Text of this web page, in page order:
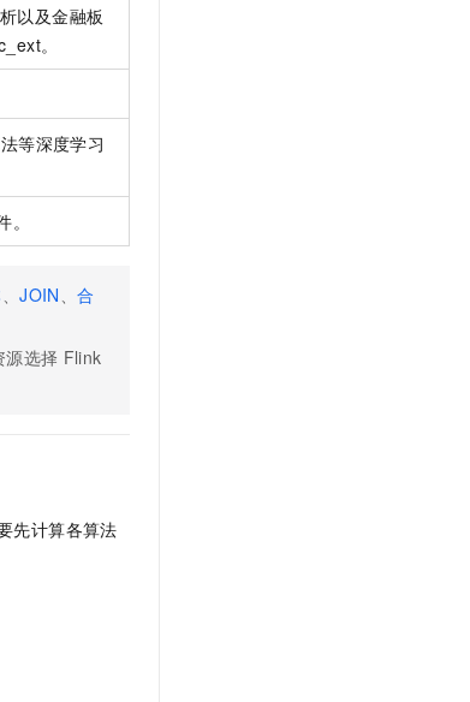
以及金融板
。
等深度学习
、JOIN、合
源选择 Flink
先计算各算法